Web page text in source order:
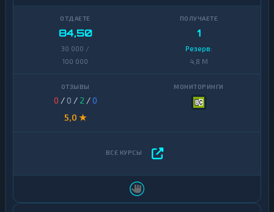
84,50
30 000 /
100 000
1
Резерв:
4,8 M
0 / 0 / 2 /0
5,0 ★